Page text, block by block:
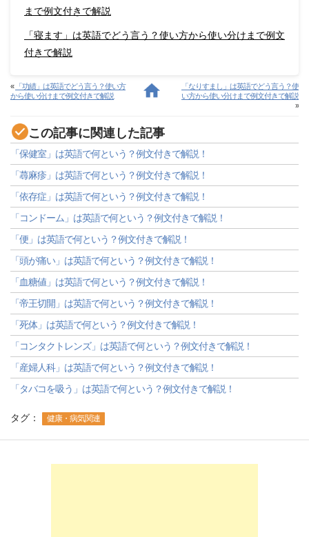
まで例文付きで解説
「寝ます」は英語でどう言う？使い方から使い分けまで例文
付きで解説
« 「功績」は英語でどう言う？使い方
から使い分けまで例文付きで解説
「なりすまし」は英語でどう言う？使
い方から使い分けまで例文付きで解説
»
この記事に関連した記事
「保健室」は英語で何という？例文付きで解説！
「蕁麻疹」は英語で何という？例文付きで解説！
「依存症」は英語で何という？例文付きで解説！
「コンドーム」は英語で何という？例文付きで解説！
「便」は英語で何という？例文付きで解説！
「頭が痛い」は英語で何という？例文付きで解説！
「血糖値」は英語で何という？例文付きで解説！
「帝王切開」は英語で何という？例文付きで解説！
「死体」は英語で何という？例文付きで解説！
「コンタクトレンズ」は英語で何という？例文付きで解説！
「産婦人科」は英語で何という？例文付きで解説！
「タバコを吸う」は英語で何という？例文付きで解説！
タグ： 健康・病気関連